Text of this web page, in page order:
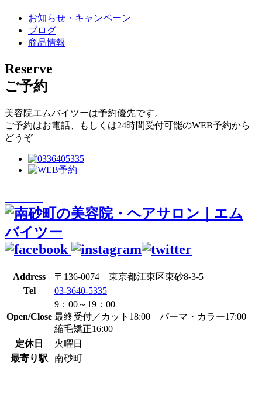
お知らせ・キャンペーン
ブログ
商品情報
Reserve
ご予約
美容院エムバイツーは予約優先です。
ご予約はお電話、もしくは24時間受付可能のWEB予約から
どうぞ
Address
〒136-0074 東京都江東区東砂8-3-5
Tel
03-3640-5335
Open/Close
9：00～19：00
最終受付／カット18:00 パーマ・カラー17:00
縮毛矯正16:00
定休日
火曜日
最寄り駅
南砂町